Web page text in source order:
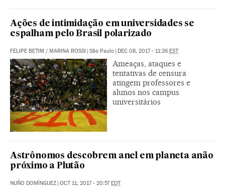
Ações de intimidação em universidades se
espalham pelo Brasil polarizado
FELIPE BETIM / MARINA ROSSI | São Paulo | DEC 08, 2017 - 11:26 EST
Ameaças, ataques e
tentativas de censura
atingem professores e
alunos nos campus
universitários
Astrônomos descobrem anel em planeta anão
próximo a Plutão
NUÑO DOMÍNGUEZ | OCT 11, 2017 - 20:57EDT